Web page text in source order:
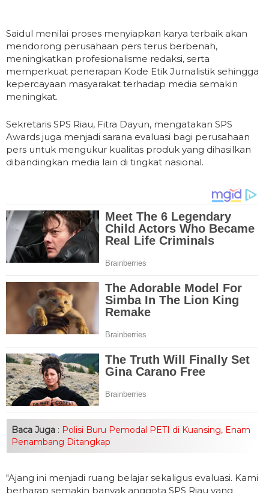
Saidul menilai proses menyiapkan karya terbaik akan
mendorong perusahaan pers terus berbenah,
meningkatkan profesionalisme redaksi, serta
memperkuat penerapan Kode Etik Jurnalistik sehingga
kepercayaan masyarakat terhadap media semakin
meningkat.
Sekretaris SPS Riau, Fitra Dayun, mengatakan SPS
Awards juga menjadi sarana evaluasi bagi perusahaan
pers untuk mengukur kualitas produk yang dihasilkan
dibandingkan media lain di tingkat nasional.
Baca Juga : Polisi Buru Pemodal PETI di Kuansing, Enam
Penambang Ditangkap
"Ajang ini menjadi ruang belajar sekaligus evaluasi. Kami
berharap semakin banyak anggota SPS Riau yang